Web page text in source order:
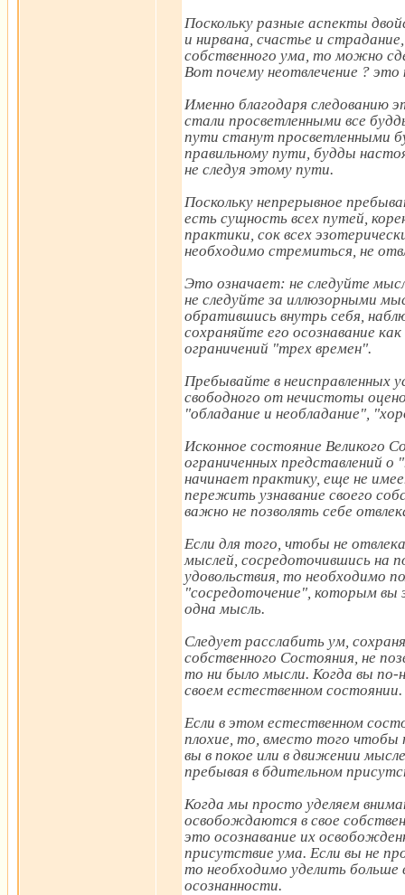
Поскольку разные аспекты
и нирвана, счастье и
собственного ума, то можно
Вот почему неотвлечение ?
Именно благодаря следованию
стали просветленными все
пути станут просветленными
правильному пути, будды
не следуя этому пути.
Поскольку непрерывное
есть сущность всех путей,
практики, сок всех
необходимо стремиться, не
Это означает: не следуйте
не следуйте за иллюзорными
обратившись внутрь себя,
сохраняйте его осознавание
ограничений "трех времен".
Пребывайте в неисправленных
свободного от нечистоты
"обладание и необладание",
Исконное состояние Великого
ограниченных представлений
начинает практику, еще не
пережить узнавание своего
важно не позволять себе
Если для того, чтобы не
мыслей, сосредоточившись на
удовольствия, то необходимо
"сосредоточение", которым вы
одна мысль.
Следует расслабить ум,
собственного Состояния, не
то ни было мысли. Когда вы по-
своем естественном состоянии.
Если в этом естественном
плохие, то, вместо того чтобы
вы в покое или в движении
пребывая в бдительном
Когда мы просто уделяем
освобождаются в свое
это осознавание их
присутствие ума. Если вы не
то необходимо уделить
осознанности.